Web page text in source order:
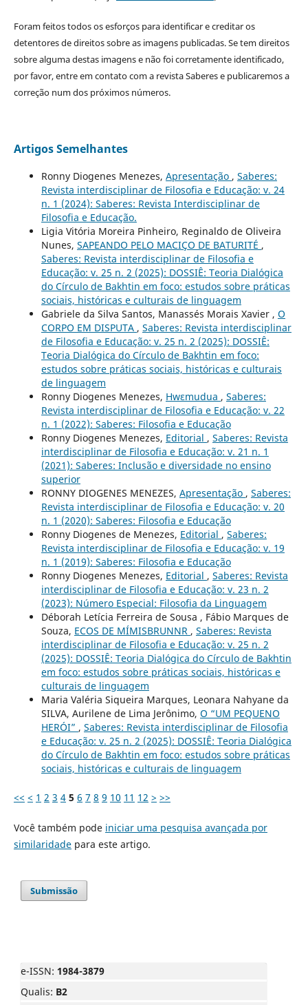
Foram feitos todos os esforços para identificar e creditar os
detentores de direitos sobre as imagens publicadas. Se tem direitos
sobre alguma destas imagens e não foi corretamente identificado,
por favor, entre em contato com a revista Saberes e publicaremos a
correção num dos próximos números.
Artigos Semelhantes
Ronny Diogenes Menezes, Apresentação , Saberes:
Revista interdisciplinar de Filosofia e Educação: v. 24
n. 1 (2024): Saberes: Revista Interdisciplinar de
Filosofia e Educação.
Ligia Vitória Moreira Pinheiro, Reginaldo de Oliveira
Nunes, SAPEANDO PELO MACIÇO DE BATURITÉ ,
Saberes: Revista interdisciplinar de Filosofia e
Educação: v. 25 n. 2 (2025): DOSSIÊ: Teoria Dialógica
do Círculo de Bakhtin em foco: estudos sobre práticas
sociais, históricas e culturais de linguagem
Gabriele da Silva Santos, Manassés Morais Xavier , O
CORPO EM DISPUTA , Saberes: Revista interdisciplinar
de Filosofia e Educação: v. 25 n. 2 (2025): DOSSIÊ:
Teoria Dialógica do Círculo de Bakhtin em foco:
estudos sobre práticas sociais, históricas e culturais
de linguagem
Ronny Diogenes Menezes, Hwɛmudua , Saberes:
Revista interdisciplinar de Filosofia e Educação: v. 22
n. 1 (2022): Saberes: Filosofia e Educação
Ronny Diogenes Menezes, Editorial , Saberes: Revista
interdisciplinar de Filosofia e Educação: v. 21 n. 1
(2021): Saberes: Inclusão e diversidade no ensino
superior
RONNY DIOGENES MENEZES, Apresentação , Saberes:
Revista interdisciplinar de Filosofia e Educação: v. 20
n. 1 (2020): Saberes: Filosofia e Educação
Ronny Diogenes de Menezes, Editorial , Saberes:
Revista interdisciplinar de Filosofia e Educação: v. 19
n. 1 (2019): Saberes: Filosofia e Educação
Ronny Diogenes Menezes, Editorial , Saberes: Revista
interdisciplinar de Filosofia e Educação: v. 23 n. 2
(2023): Número Especial: Filosofia da Linguagem
Déborah Letícia Ferreira de Sousa , Fábio Marques de
Souza, ECOS DE MÍMISBRUNNR , Saberes: Revista
interdisciplinar de Filosofia e Educação: v. 25 n. 2
(2025): DOSSIÊ: Teoria Dialógica do Círculo de Bakhtin
em foco: estudos sobre práticas sociais, históricas e
culturais de linguagem
Maria Valéria Siqueira Marques, Leonara Nahyane da
SILVA, Aurilene de Lima Jerônimo, O “UM PEQUENO
HERÓI” , Saberes: Revista interdisciplinar de Filosofia
e Educação: v. 25 n. 2 (2025): DOSSIÊ: Teoria Dialógica
do Círculo de Bakhtin em foco: estudos sobre práticas
sociais, históricas e culturais de linguagem
<< < 1 2 3 4 5 6 7 8 9 10 11 12 > >>
Você também pode iniciar uma pesquisa avançada por
similaridadepara este artigo.
Submissão
e-ISSN: 1984-3879
Qualis: B2